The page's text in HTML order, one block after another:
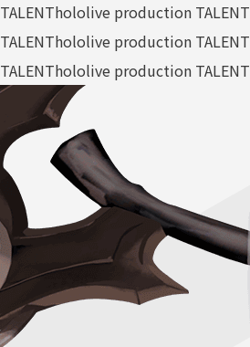
TALENThololive production TALENT
TALENThololive production TALENT
TALENThololive production TALENT